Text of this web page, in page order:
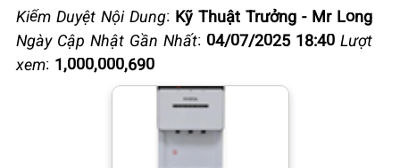
Kiểm Duyệt Nội Dung: Kỹ Thuật Trưởng - Mr Long
Ngày Cập Nhật Gần Nhất: 04/07/2025 18:40 Lượt
xem: 1,000,000,690